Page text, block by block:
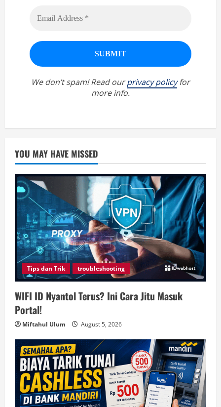
We don’t spam! Read ourprivacy policyfor
more info.
YOU MAY HAVE MISSED
Tips dan Trik troubleshooting
WIFI ID Nyantol Terus? Ini Cara Jitu Masuk
Portal!
Miftahul Ulum August 5, 2026